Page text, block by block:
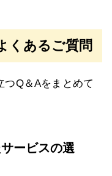
くあるご質問
つQ＆Aをまとめて
ービスの選